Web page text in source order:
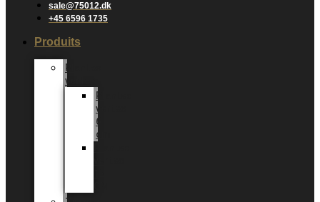
sale@75012.dk
+45 6596 1735
Produits
Plantes
vertes
Plantes
vertes
6
cm